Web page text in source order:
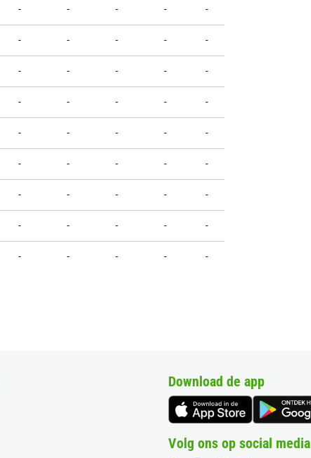
- - - - -
- - - - -
- - - - -
- - - - -
- - - - -
- - - - -
- - - - -
- - - - -
- - - - -
Download de app
Volg ons op social media